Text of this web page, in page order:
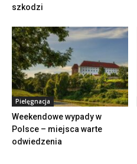
szkodzi
Pielęgnacja
Weekendowe wypady w
Polsce – miejsca warte
odwiedzenia